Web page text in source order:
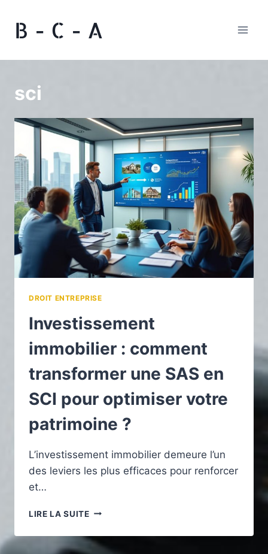
contenuB - C - A
sci
DROIT ENTREPRISE
Investissement
immobilier : comment
transformer une SAS en
SCI pour optimiser votre
patrimoine ?
L’investissement immobilier demeure l’un
des leviers les plus efficaces pour renforcer
et…
LIRE LA SUITEINVESTISSEMENT
:
COMMENT